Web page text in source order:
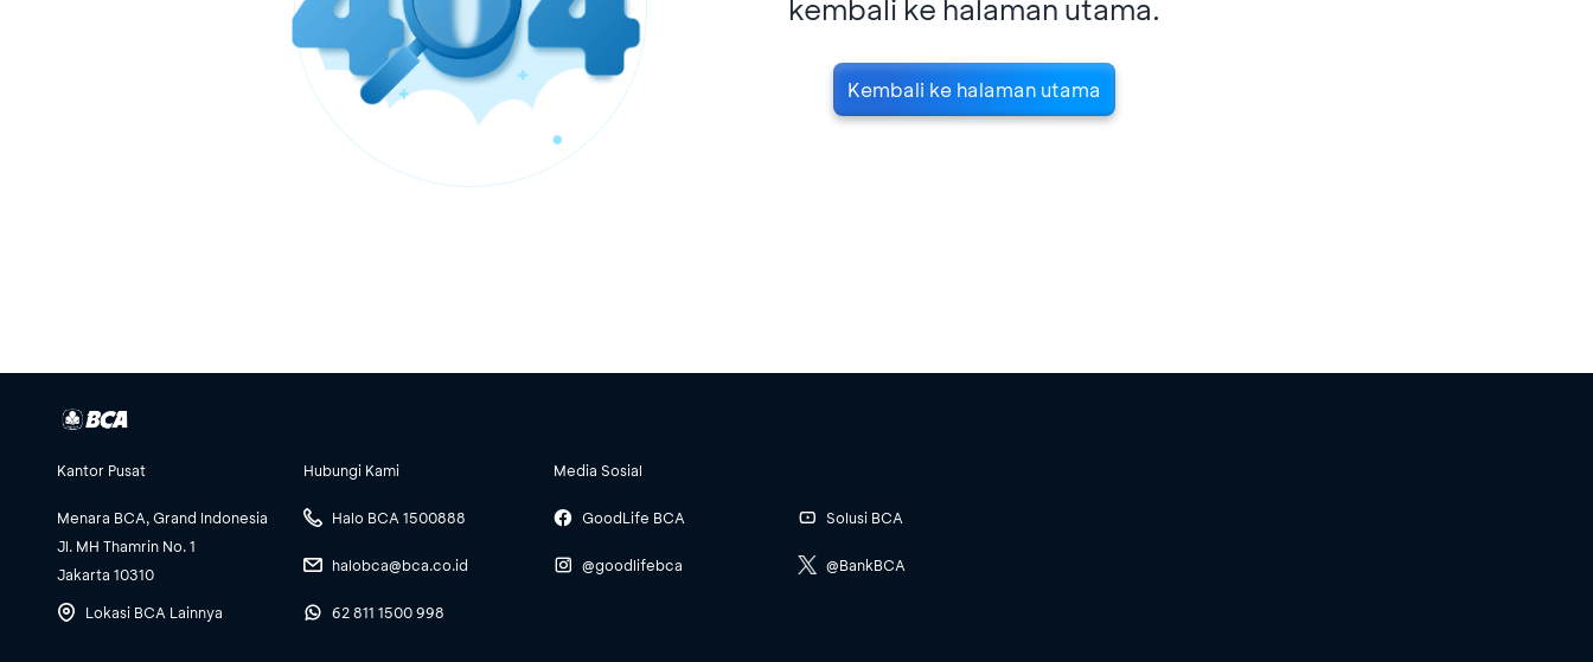
kembali ke halaman utama.
Kembali ke halaman utama
Kantor Pusat
Menara BCA, Grand Indonesia
Jl. MH Thamrin No. 1
Jakarta 10310
Lokasi BCA Lainnya
Hubungi Kami
Halo BCA 1500888
halobca@bca.co.id
62 811 1500 998
Media Sosial
GoodLife BCA
@goodlifebca
Solusi BCA
@BankBCA